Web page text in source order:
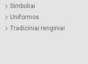
Simboliai
Uniformos
Tradiciniai renginiai